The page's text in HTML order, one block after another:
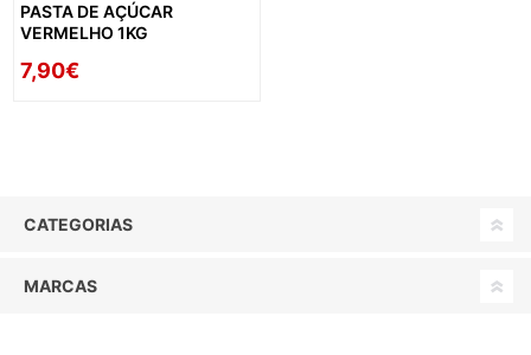
PASTA DE AÇÚCAR
VERMELHO 1KG
7,90€
CATEGORIAS
MARCAS